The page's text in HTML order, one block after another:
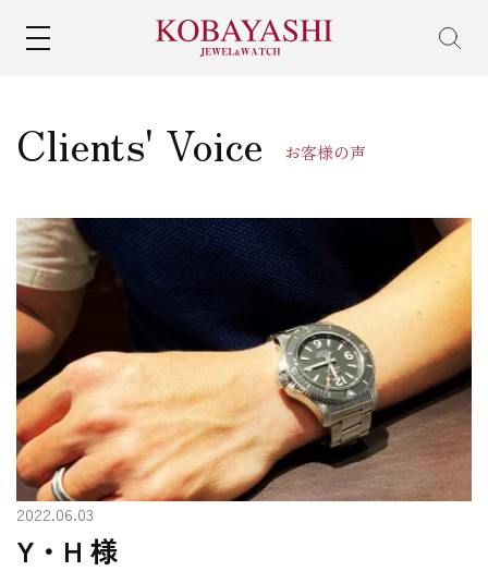
Clients' Voice お客様の声
2022.06.03
Y・H 様